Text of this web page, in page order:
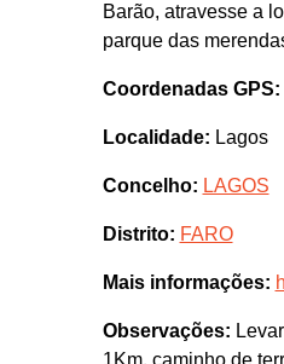
Barão, atravesse a
parque das
Coordenadas GPS:
Localidade: Lagos
Concelho: LAGOS
Distrito: FARO
Mais informações:
Observações: